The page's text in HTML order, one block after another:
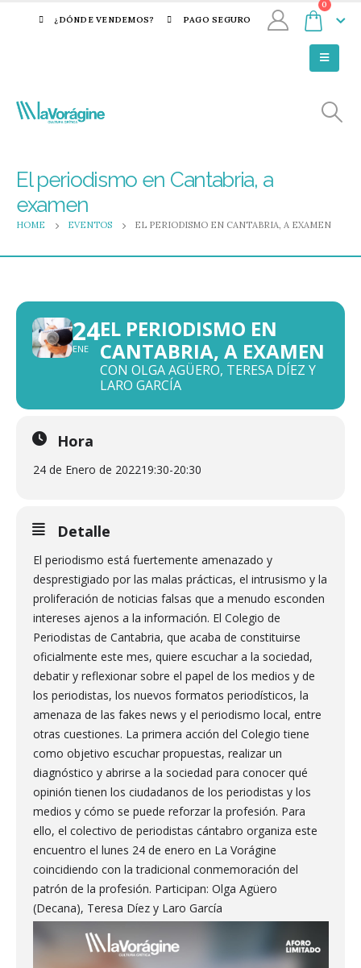
¿DÓNDE VENDEMOS? PAGO SEGURO
0
El periodismo en Cantabria, a
examen
HOME EVENTOS EL PERIODISMO EN CANTABRIA, A EXAMEN
24
ENE
EL PERIODISMO EN
CANTABRIA, A EXAMEN
CON OLGA AGÜERO, TERESA DÍEZ Y
LARO GARCÍA
Hora
24 de Enero de 202219:30-20:30
Detalle
El periodismo está fuertemente amenazado y
desprestigiado por las malas prácticas, el intrusismo y la
proliferación de noticias falsas que a menudo esconden
intereses ajenos a la información. El Colegio de
Periodistas de Cantabria, que acaba de constituirse
oficialmente este mes, quiere escuchar a la sociedad,
debatir y reflexionar sobre el papel de los medios y de
los periodistas, los nuevos formatos periodísticos, la
amenaza de las fakes news y el periodismo local, entre
otras cuestiones. La primera acción del Colegio tiene
como objetivo escuchar propuestas, realizar un
diagnóstico y abrirse a la sociedad para conocer qué
opinión tienen los ciudadanos de los periodistas y los
medios y cómo se puede reforzar la profesión. Para
ello, el colectivo de periodistas cántabro organiza este
encuentro el lunes 24 de enero en La Vorágine
coincidiendo con la tradicional conmemoración del
patrón de la profesión. Participan: Olga Agüero
(Decana), Teresa Díez y Laro García